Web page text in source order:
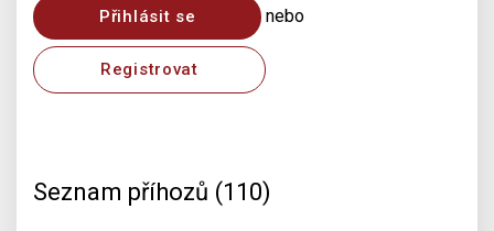
Přihlásit se nebo
Registrovat
Seznam příhozů (110)